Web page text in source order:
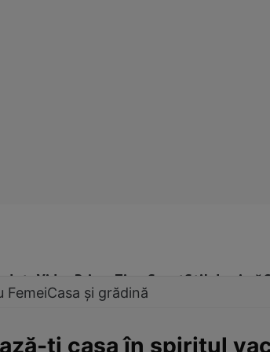
Video Prime Time SportStil de viață
FemeiCasa și grădină
ţi casa în spiritul